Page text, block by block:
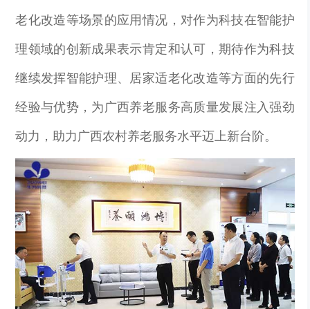
老化改造等场景的应用情况，对作为科技在智能护
理领域的创新成果表示肯定和认可，期待作为科技
继续发挥智能护理、居家适老化改造等方面的先行
经验与优势，为广西养老服务高质量发展注入强劲
动力，助力广西农村养老服务水平迈上新台阶。